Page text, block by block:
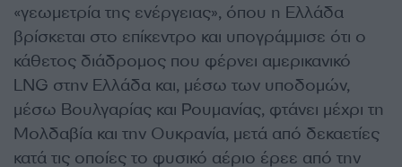
«γεωμετρία της ενέργειας», όπου η Ελλάδα
βρίσκεται στο επίκεντρο και υπογράμμισε ότι ο
κάθετος διάδρομος που φέρνει αμερικανικό
LNG στην Ελλάδα και, μέσω των υποδομών,
μέσω Βουλγαρίας και Ρουμανίας, φτάνει μέχρι τη
Μολδαβία και την Ουκρανία, μετά από δεκαετίες
κατά τις οποίες το φυσικό αέριο έρεε από την